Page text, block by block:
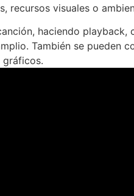
recursos visuales o
haciendo
También se pueden